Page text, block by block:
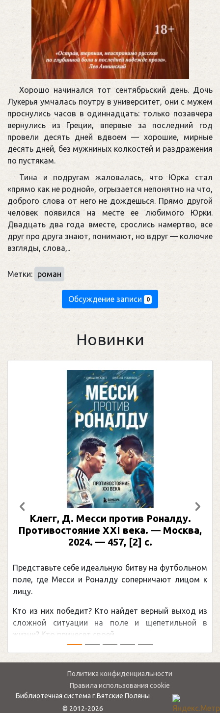
Хорошо начинался тот сентябрьский день. Дочь
Лукерья умчалась поутру в университет, они с мужем
проснулись часов в одиннадцать: только позавчера
вернулись из Греции, впервые за последний год
провели десять дней вдвоем — хорошие, мирные
десять дней, без мужниных колкостей и раздражения
по пустякам.
Тина и подругам жаловалась, что Юрка стал
«прямо как не родной», огрызается непонятно на что,
доброго слова от него не дождешься. Прямо другой
человек появился на месте ее любимого Юрки.
Двадцать два года вместе, срослись намертво, все
друг про друга знают, понимают, но вдруг — колючие
взгляды, слова,..
Метки: роман
Обсуждение записи 0
Новинки
Клегг, Д. Месси против Роналду.
Противостояние XXI века. — Москва,
2024. — 457, [2] с.
Представьте себе идеальную битву на футбольном
поле, где Месси и Роналду соперничают лицом к
лицу.
Кто из них победит? Кто найдет верный выход из
сложной ситуации на поле и щепетильной в
жизни? Кто принесет своей ...
Предыдущий
Политика конфиденциальности
Правила использования cookie
Библиотечная система г.Вятские Поляны
© 2012-2026